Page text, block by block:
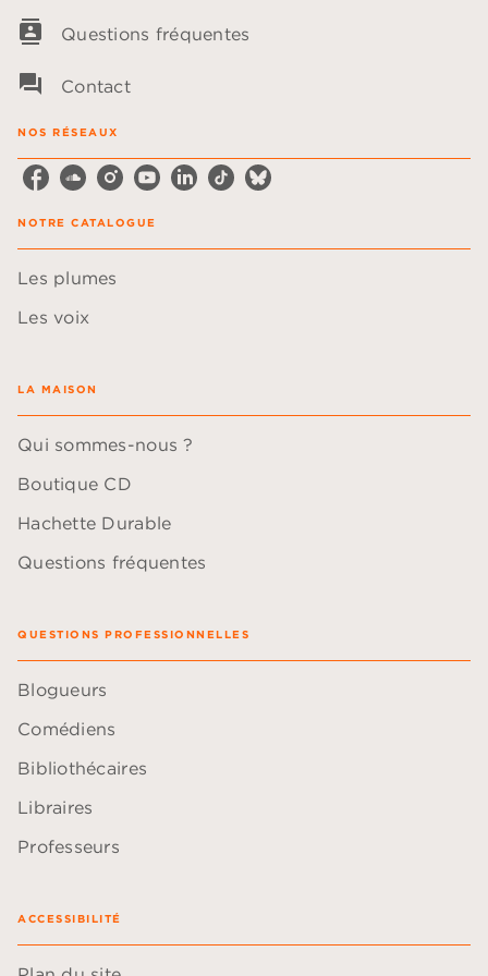
contacts Questions fréquentes
question_answer Contact
NOS RÉSEAUX
NOTRE CATALOGUE
Les plumes
Les voix
LA MAISON
Qui sommes-nous ?
Boutique CD
Hachette Durable
Questions fréquentes
QUESTIONS PROFESSIONNELLES
Blogueurs
Comédiens
Bibliothécaires
Libraires
Professeurs
ACCESSIBILITÉ